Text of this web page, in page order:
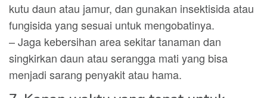
kutu daun atau jamur, dan gunakan insektisida atau
fungisida yang sesuai untuk mengobatinya.
– Jaga kebersihan area sekitar tanaman dan
singkirkan daun atau serangga mati yang bisa
menjadi sarang penyakit atau hama.